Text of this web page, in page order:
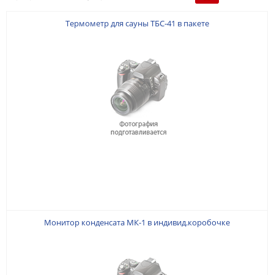
Термометр для сауны ТБС-41 в пакете
Монитор конденсата МК-1 в индивид.коробочке